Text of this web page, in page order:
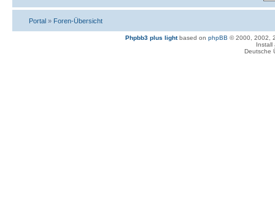
Portal » Foren-Übersicht
Phpbb3 plus lightbased on phpBB © 2000, 2002,
Install
Deutsche